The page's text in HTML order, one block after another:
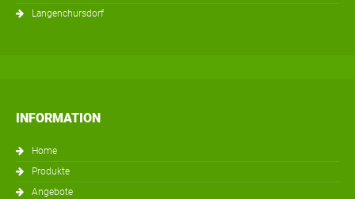
Langenchursdorf
INFORMATION
Home
Produkte
Angebote